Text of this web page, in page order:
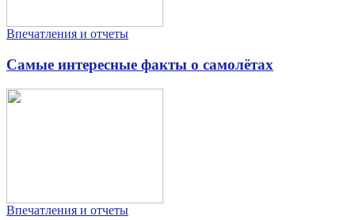
Впечатления и отчеты
Самые интересные факты о самолётах
Впечатления и отчеты